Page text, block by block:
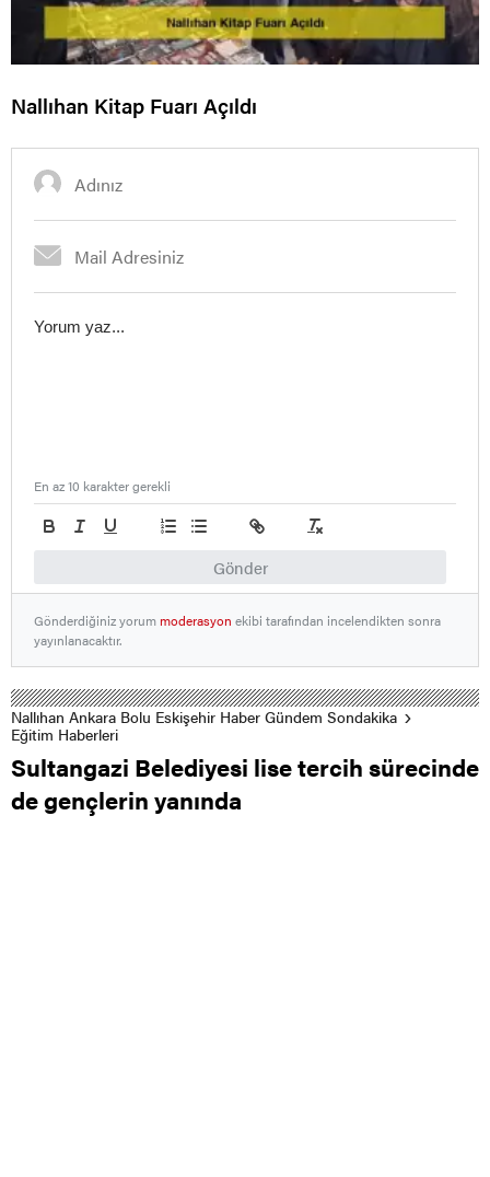
Nallıhan Kitap Fuarı Açıldı
Gönder
En az 10 karakter gerekli
Gönderdiğiniz yorummoderasyon ekibi tarafından incelendikten sonra
yayınlanacaktır.
Nallıhan Ankara Bolu Eskişehir Haber Gündem Sondakika
Eğitim Haberleri
Sultangazi Belediyesi lise tercih sürecinde
de gençlerin yanında